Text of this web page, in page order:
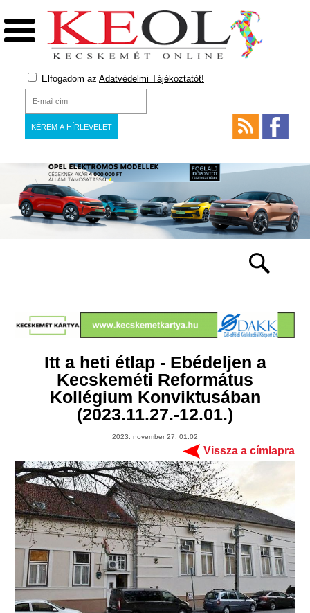
Elfogadom az Adatvédelmi Tájékoztatót!
Itt a heti étlap - Ebédeljen a
Kecskeméti Református
Kollégium Konviktusában
(2023.11.27.-12.01.)
2023. november 27. 01:02
Vissza a címlapra